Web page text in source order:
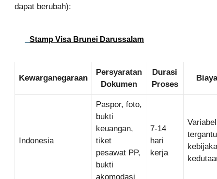
dapat berubah):
Stamp Visa Brunei Darussalam
Kewarganegaraan
Persyaratan
Dokumen
Durasi
Proses
Biaya
Indonesia
Paspor, foto,
bukti
keuangan,
tiket
pesawat PP,
bukti
akomodasi
7-14
hari
kerja